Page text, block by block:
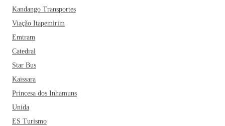
Kandango Transportes
Viação Itapemirim
Emtram
Catedral
Star Bus
Kaissara
Princesa dos Inhamuns
Unida
ES Turismo